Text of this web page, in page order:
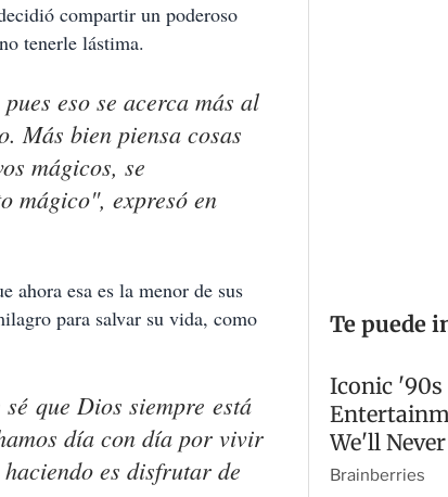
compartir un poderoso
tenerle lástima.
eso se acerca más al
Más bien piensa cosas
mágicos, se
mágico", expresó en
ahora esa es la menor de sus
para salvar su vida, como
que Dios siempre está
día con día por vivir
es disfrutar de